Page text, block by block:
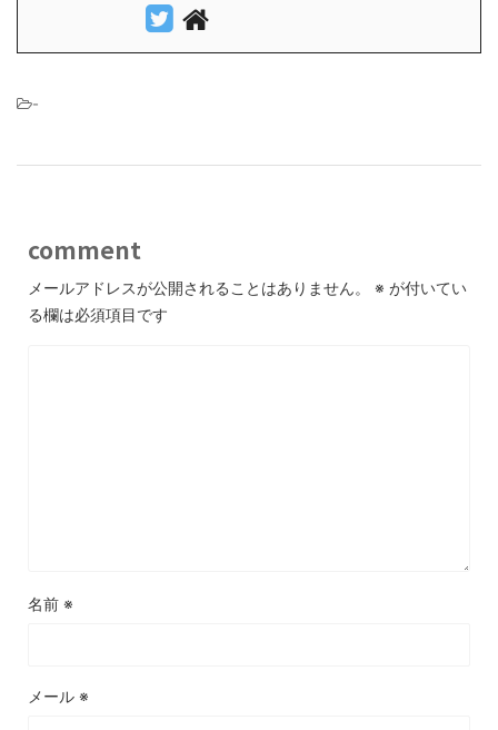
-
comment
メールアドレスが公開されることはありません。 ※ が付いてい
る欄は必須項目です
名前 ※
メール ※